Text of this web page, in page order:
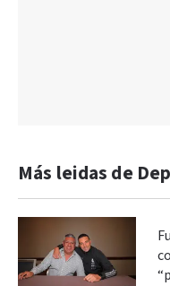
Más leidas de